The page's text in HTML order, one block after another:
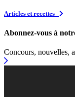
Articles et recettes
Abonnez-vous à
Concours, nouvelles,